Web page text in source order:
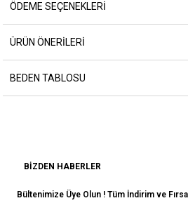
ÖDEME SEÇENEKLERI
ÜRÜN ÖNERILERI
BEDEN TABLOSU
BIZDEN HABERLER
Bültenimize Üye Olun ! Tüm İndirim ve